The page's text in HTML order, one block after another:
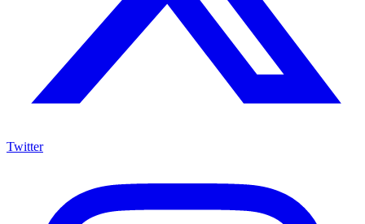
Twitter